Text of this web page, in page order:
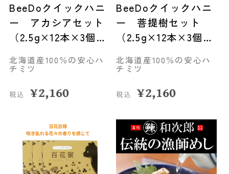
BeeDoクイックハニ
ー アカシアセット
（2.5g×12本×3個）
北海道産100％の安心ハ
チミツ
税込 ¥2,160
BeeDoクイックハニ
ー 菩提樹セット
（2.5g×12本×3個）
北海道産100％の安心ハ
チミツ
税込 ¥2,160